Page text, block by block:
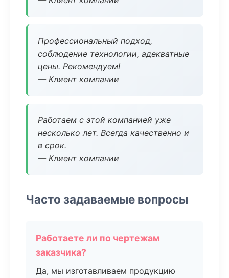
Профессиональный подход,
соблюдение технологии, адекватные
цены. Рекомендуем!
— Клиент компании
Работаем с этой компанией уже
несколько лет. Всегда качественно и
в срок.
— Клиент компании
Часто задаваемые вопросы
Работаете ли по чертежам
заказчика?
Да, мы изготавливаем продукцию